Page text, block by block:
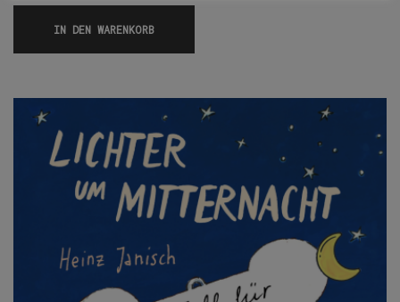
IN DEN WARENKORB